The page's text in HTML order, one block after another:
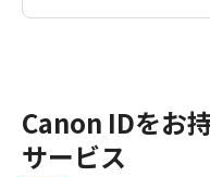
Canon IDをお
サービス